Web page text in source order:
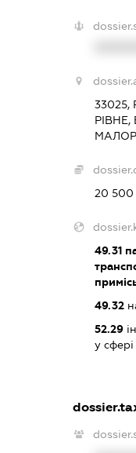
33025,
20 500
49.31
49.32
52.29
у